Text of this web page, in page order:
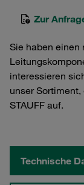
Zur
Sie haben einen
interessieren
unser
STAUFF auf.
Technische